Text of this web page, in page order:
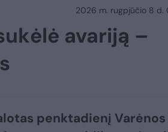
2026 m. rugpjūčio 8 d.
avariją –
penktadienį Varėnos